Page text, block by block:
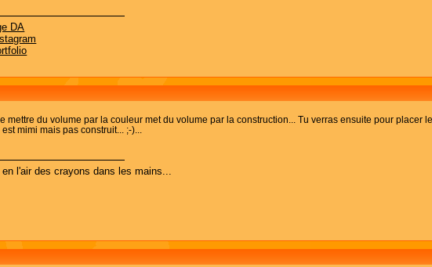
DA
mettre du volume par la couleur met du volume par la construction... Tu verras ensuite pour placer
mimi mais pas construit... ;-)...
en l'air des crayons dans les mains...